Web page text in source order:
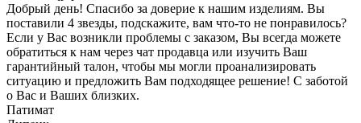
Добрый день! Спасибо за доверие к нашим изделиям. Вы
поставили 4 звезды, подскажите, вам что-то не понравилось?
Если у Вас возникли проблемы с заказом, Вы всегда можете
обратиться к нам через чат продавца или изучить Ваш
гарантийный талон, чтобы мы могли проанализировать
ситуацию и предложить Вам подходящее решение! С заботой
о Вас и Ваших близких.
Патимат